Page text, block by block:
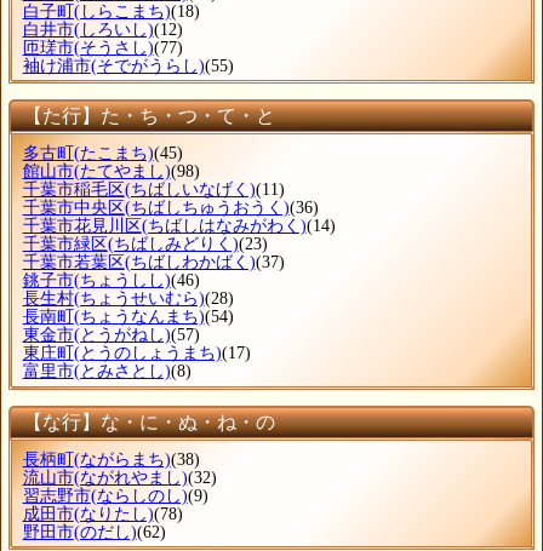
白子町(しらこまち)(18)
白井市(しろいし)(12)
匝瑳市(そうさし)(77)
袖け浦市(そでがうらし)(55)
【た行】た・ち・つ・て・と
多古町 (たこまち)(45)
館山市(たてやまし)(98)
千葉市稲毛区(ちばしいなげく)(11)
千葉市中央区(ちばしちゅうおうく)(36)
千葉市花見川区(ちばしはなみがわく)(14)
千葉市緑区(ちばしみどりく)(23)
千葉市若葉区(ちばしわかばく)(37)
銚子市(ちょうしし)(46)
長生村(ちょうせいむら)(28)
長南町 (ちょうなんまち)(54)
東金市(とうがねし)(57)
東庄町 (とうのしょうまち)(17)
富里市(とみさとし)(8)
【な行】な・に・ぬ・ね・の
長柄町 (ながらまち)(38)
流山市(ながれやまし)(32)
習志野市(ならしのし)(9)
成田市(なりたし)(78)
野田市(のだし)(62)